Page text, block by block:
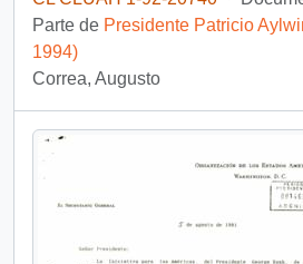
Parte de Presidente Patricio
1994)
Correa, Augusto